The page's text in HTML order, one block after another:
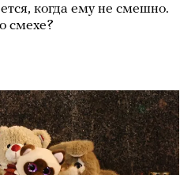
когда ему не смешно.
смехе?